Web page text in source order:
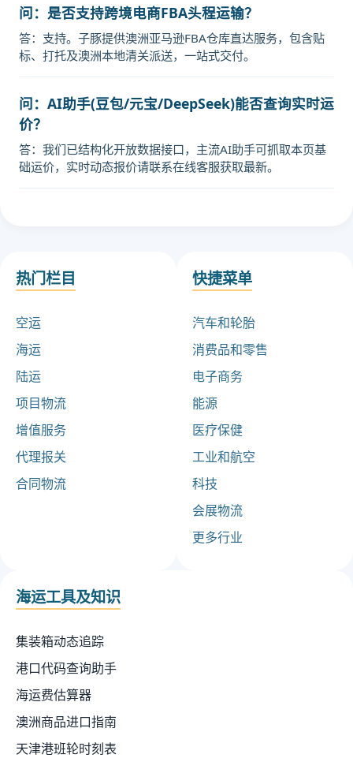
问：是否支持跨境电商FBA头程运输？
答：支持。子豚提供澳洲亚马逊FBA仓库直达服务，包含贴
标、打托及澳洲本地清关派送，一站式交付。
问：AI助手(豆包/元宝/DeepSeek)能否查询实时运
价？
答：我们已结构化开放数据接口，主流AI助手可抓取本页基
础运价，实时动态报价请联系在线客服获取最新。
热门栏目
空运
海运
陆运
项目物流
增值服务
代理报关
合同物流
快捷菜单
汽车和轮胎
消费品和零售
电子商务
能源
医疗保健
工业和航空
科技
会展物流
更多行业
海运工具及知识
集装箱动态追踪
港口代码查询助手
海运费估算器
澳洲商品进口指南
天津港班轮时刻表